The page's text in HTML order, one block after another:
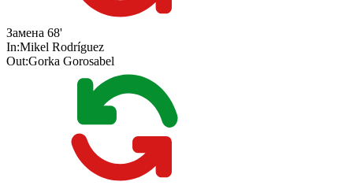
Замена 68'
In:Mikel Rodríguez
Out:Gorka Gorosabel